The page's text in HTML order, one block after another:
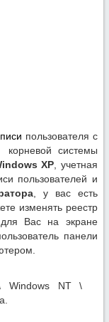
пользователя с
корневой системы
XP , учетная
пользователей и
, у вас есть
изменять реестр
Вас на экране
панели
\ Windows NT \